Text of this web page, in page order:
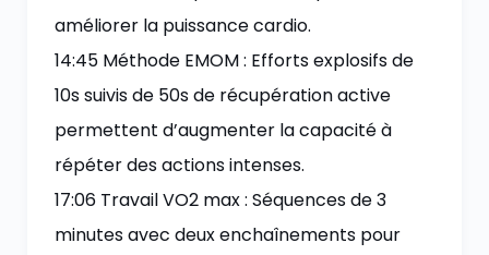
améliorer la puissance cardio.
14:45 Méthode EMOM : Efforts explosifs de
10s suivis de 50s de récupération active
permettent d’augmenter la capacité à
répéter des actions intenses.
17:06 Travail VO2 max : Séquences de 3
minutes avec deux enchaînements pour